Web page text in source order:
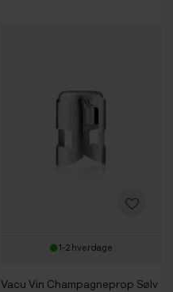
1-2 hverdage
Vacu Vin Champagneprop Sølv